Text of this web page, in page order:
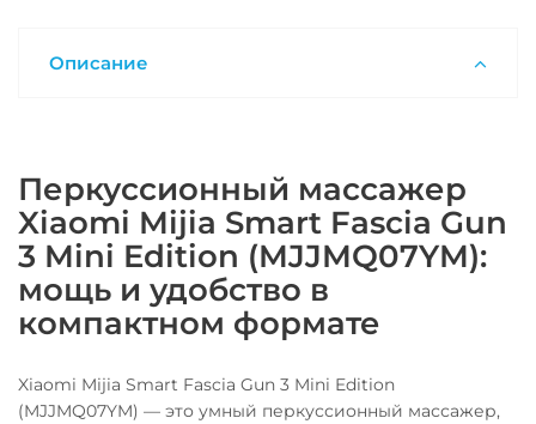
Описание
Перкуссионный массажер
Xiaomi Mijia Smart Fascia Gun
3 Mini Edition (MJJMQ07YM):
мощь и удобство в
компактном формате
Xiaomi Mijia Smart Fascia Gun 3 Mini Edition
(MJJMQ07YM) — это умный перкуссионный массажер,